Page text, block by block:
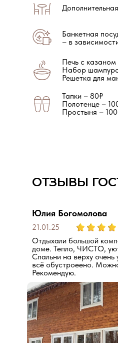
Тапки – 80₽
Полотенце –
Простыня –
Банкетная
– в
Печь с
Набор
Решетка для
ОТЗЫВЫ
Отдыхали большой
доме. Тепло, ЧИСТО,
Спальни на верху
всё обустроеено.
Рекомендую.
Юлия Богомолова
21.01.25